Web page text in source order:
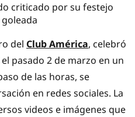
criticado por su festejo
del Club América, celebró
el pasado 2 de marzo en un
de las horas, se
en redes sociales. La
videos e imágenes que